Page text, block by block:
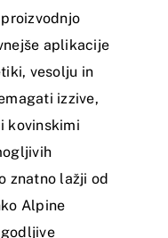
aplikacije
vesolju in
izzive,
kovinskimi
znatno lažji od
Alpine